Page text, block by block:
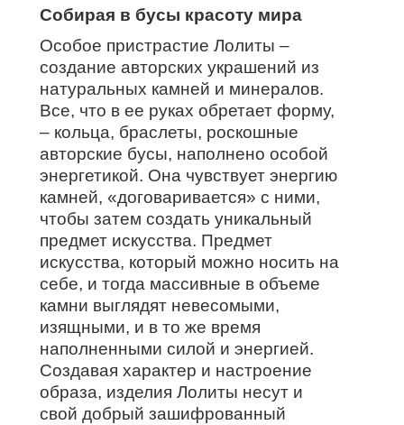
Собирая в бусы красоту мира
Особое пристрастие Лолиты –
создание авторских украшений из
натуральных камней и минералов.
Все, что в ее руках обретает форму,
– кольца, браслеты, роскошные
авторские бусы, наполнено особой
энергетикой. Она чувствует энергию
камней, «договаривается» с ними,
чтобы затем создать уникальный
предмет искусства. Предмет
искусства, который можно носить на
себе, и тогда массивные в объеме
камни выглядят невесомыми,
изящными, и в то же время
наполненными силой и энергией.
Создавая характер и настроение
образа, изделия Лолиты несут и
свой добрый зашифрованный